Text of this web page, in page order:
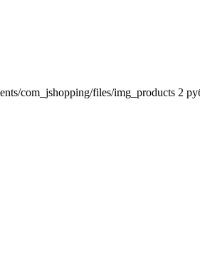
com_jshopping/files/img_products 2